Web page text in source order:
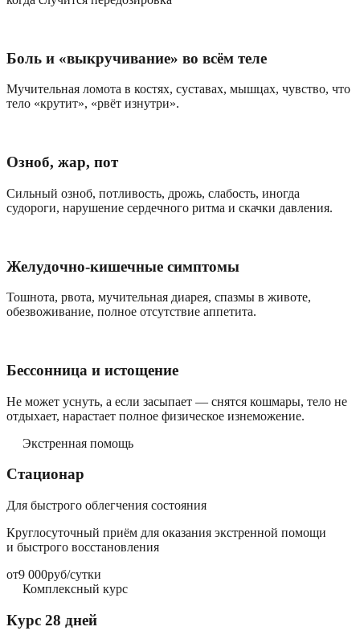
Боль и «выкручивание» во всём теле
Мучительная ломота в костях, суставах, мышцах, чувство, что
тело «крутит», «рвёт изнутри».
Озноб, жар, пот
Сильный озноб, потливость, дрожь, слабость, иногда
судороги, нарушение сердечного ритма и скачки давления.
Желудочно-кишечные симптомы
Тошнота, рвота, мучительная диарея, спазмы в животе,
обезвоживание, полное отсутствие аппетита.
Бессонница и истощение
Не может уснуть, а если засыпает — снятся кошмары, тело не
отдыхает, нарастает полное физическое изнеможение.
Экстренная помощь
Стационар
Для быстрого облегчения состояния
Круглосуточный приём для оказания экстренной помощи
и быстрого восстановления
от9 000руб/сутки
Комплексный курс
Курс 28 дней